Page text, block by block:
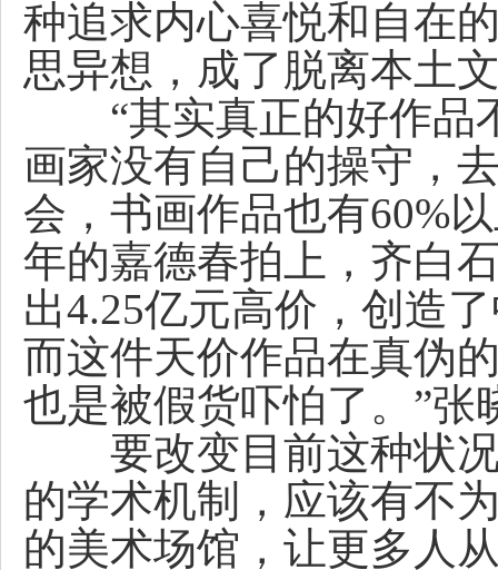
种追求内心喜悦和自在
思异想，成了脱离本土
“其实真正的好作品
画家没有自己的操守，
会，书画作品也有60%
年的嘉德春拍上，齐白
出4.25亿元高价，创造
而这件天价作品在真伪
也是被假货吓怕了。”张
要改变目前这种状况
的学术机制，应该有不
的美术场馆，让更多人